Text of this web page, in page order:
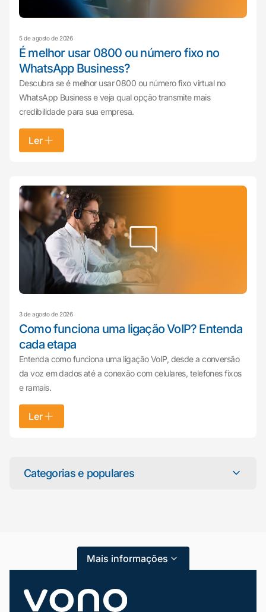
5 de agosto de 2026
É melhor usar 0800 ou número fixo no
WhatsApp Business?
Descubra se é melhor usar 0800 ou número fixo virtual no
WhatsApp Business e veja qual opção transmite mais
credibilidade para sua empresa.
Ler
3 de agosto de 2026
Como funciona uma ligação VoIP? Entenda
cada etapa
Entenda como funciona uma ligação VoIP, desde a conversão
da voz em dados até a conexão com celulares, telefones fixos
e ramais.
Ler
Categorias e populares
Atendimento ao Cliente
Blog
Dicas e Tutoriais
Mais informações
online agora